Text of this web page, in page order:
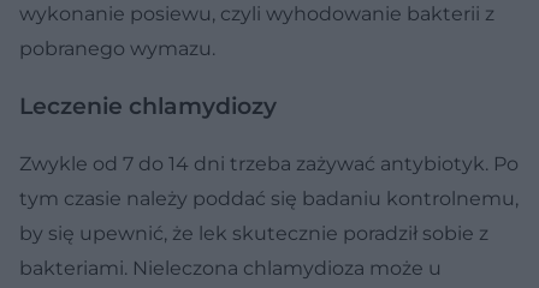
wykonanie posiewu, czyli wyhodowanie bakterii z
pobranego wymazu.
Leczenie chlamydiozy
Zwykle od 7 do 14 dni trzeba zażywać antybiotyk. Po
tym czasie należy poddać się badaniu kontrolnemu,
by się upewnić, że lek skutecznie poradził sobie z
bakteriami. Nieleczona chlamydioza może u